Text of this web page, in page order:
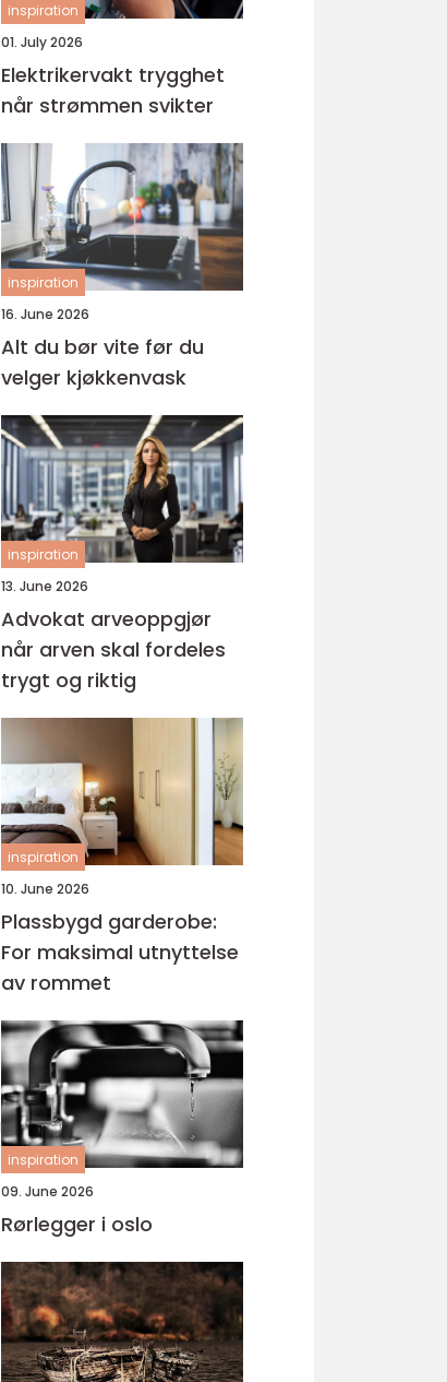
inspiration
01. July 2026
Elektrikervakt trygghet
når strømmen svikter
inspiration
16. June 2026
Alt du bør vite før du
velger kjøkkenvask
inspiration
13. June 2026
Advokat arveoppgjør
når arven skal fordeles
trygt og riktig
inspiration
10. June 2026
Plassbygd garderobe:
For maksimal utnyttelse
av rommet
inspiration
09. June 2026
Rørlegger i oslo